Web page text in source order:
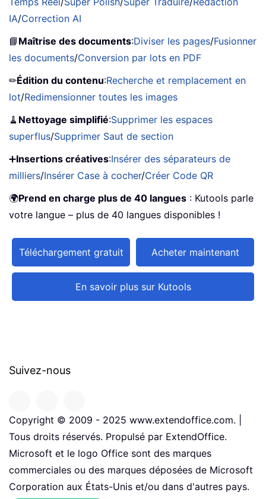
IA/Correction AI
📘 Maîtrise des documents:Diviser les pages/Fusionner
les documents/Conversion par lots en PDF
✏Édition du contenu:Recherche et remplacement en
lot/Redimensionner toutes les images
🧹 Nettoyage simplifié:Supprimer les espaces
superflus/Supprimer Saut de section
➕Insertions créatives:Insérer des séparateurs de
milliers/Insérer Case à cocher/Créer Code QR
🌍Prend en charge plus de 40 langues : Kutools parle
votre langue – plus de 40 langues disponibles !
Téléchargement gratuit Acheter maintenant
En savoir plus sur Kutools
Suivez-nous
Copyright © 2009 - 2025 www.extendoffice.com. |
Tous droits réservés. Propulsé par ExtendOffice.
Microsoft et le logo Office sont des marques
commerciales ou des marques déposées de Microsoft
Corporation aux États-Unis et/ou dans d'autres pays.